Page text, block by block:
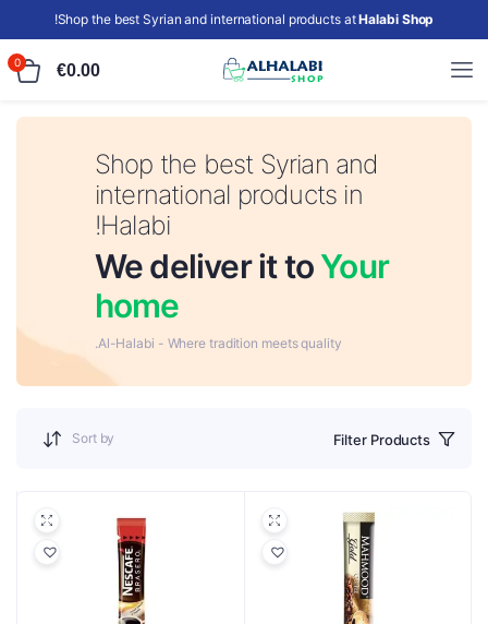
Shop the best Syrian and international products atHalabi Shop
!
€0.00
0
Shop the best Syrian and
international products in
Halabi!
We deliver it toYour
home
Al-Halabi - Where tradition meets quality.
Filter Products
Sort by